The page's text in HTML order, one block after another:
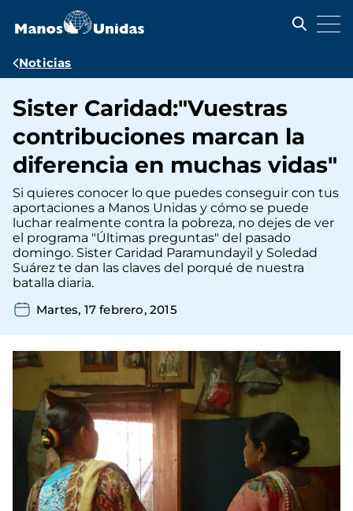
contenido
Ruta
navegación
Noticias
Sister Caridad:"Vuestras
contribuciones marcan la
diferencia en muchas vidas"
Si quieres conocer lo que puedes conseguir con tus
aportaciones a Manos Unidas y cómo se puede
luchar realmente contra la pobreza, no dejes de ver
el programa "Últimas preguntas" del pasado
domingo. Sister Caridad Paramundayil y Soledad
Suárez te dan las claves del porqué de nuestra
batalla diaria.
Martes, 17 febrero, 2015